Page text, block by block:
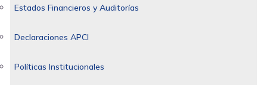
Estados Financieros y Auditorías
Declaraciones APCI
Políticas Institucionales